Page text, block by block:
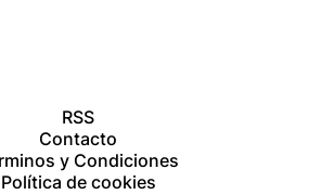
RSS
Contacto
y Condiciones
Política de cookies